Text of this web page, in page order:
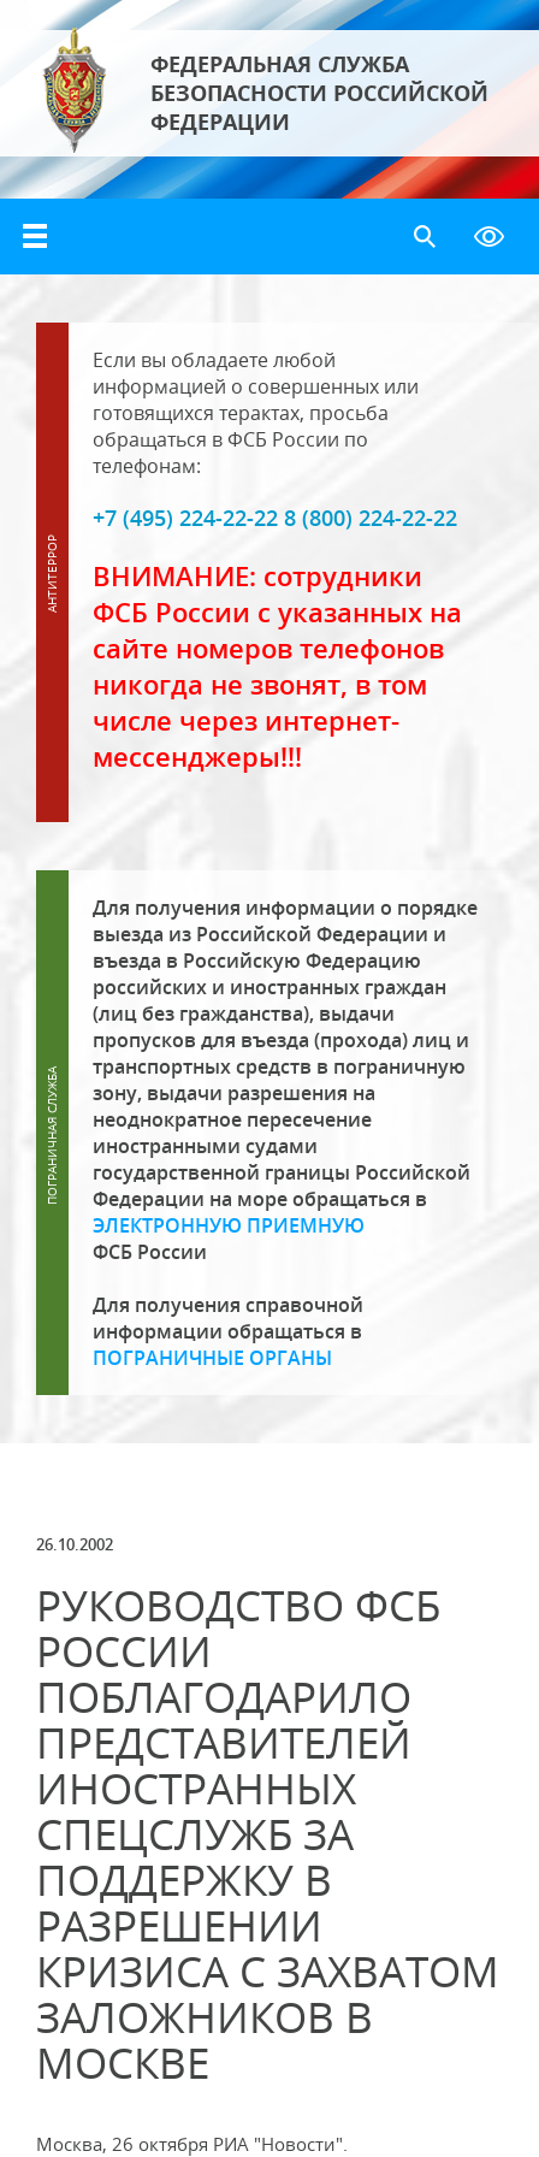
ФЕДЕРАЛЬНАЯ СЛУЖБА
БЕЗОПАСНОСТИ РОССИЙСКОЙ
ФЕДЕРАЦИИ
Если вы обладаете любой
информацией о совершенных или
готовящихся терактах, просьба
обращаться в ФСБ России по
телефонам:
+7 (495) 224-22-22 8 (800) 224-22-22
ВНИМАНИЕ: сотрудники
ФСБ России с указанных на
сайте номеров телефонов
никогда не звонят, в том
числе через интернет-
мессенджеры!!!
Для получения информации о порядке
выезда из Российской Федерации и
въезда в Российскую Федерацию
российских и иностранных граждан
(лиц без гражданства), выдачи
пропусков для въезда (прохода) лиц и
транспортных средств в пограничную
зону, выдачи разрешения на
неоднократное пересечение
иностранными судами
государственной границы Российской
Федерации на море обращаться в
ЭЛЕКТРОННУЮ ПРИЕМНУЮ
ФСБ России
Для получения справочной
информации обращаться в
ПОГРАНИЧНЫЕ ОРГАНЫ
26.10.2002
РУКОВОДСТВО ФСБ
РОССИИ
ПОБЛАГОДАРИЛО
ПРЕДСТАВИТЕЛЕЙ
ИНОСТРАННЫХ
СПЕЦСЛУЖБ ЗА
ПОДДЕРЖКУ В
РАЗРЕШЕНИИ
КРИЗИСА С ЗАХВАТОМ
ЗАЛОЖНИКОВ В
МОСКВЕ
Москва, 26 октября РИА "Новости".